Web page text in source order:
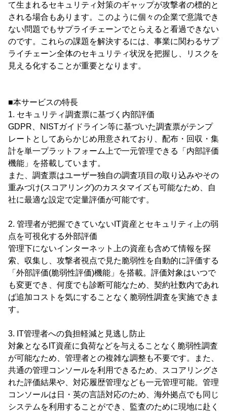
て生まれるセキュリティ対策のギャップが攻撃者の標的と
される場合もあります。このように個々の企業で意識でき
ない問題でもサプライチェーンでとらえると看過できない
のです。これらの課題を解決するには、事業に関わるサプ
ライチェーン全体のセキュリティ状況を把握し、リスクを
見える化することが重要となります。
■本サービスの特長
1. セキュリティ調査票に基づく内部評価
GDPR、NISTガイドライン等に基づいた調査票がテンプ
レートとしてあらかじめ用意されており、配布・回収・集
計を単一プラットフォーム上で一元管理できる「内部評価
機能」を搭載しています。
また、調査票はユーザー独自の調査項目の取り込みやその
重みづけ(スコアリング)のカスタマイズも可能なため、自
社に最適な設定で定量評価が可能です。
2. 管理者が把握できていないIT資産とセキュリティ上の弱
点を可視化する外部評価
管理下にないインターネット上の資産も含めて情報を探
索、収集し、攻撃者視点で見た脆弱性を自動的に評価する
「外部評価(脆弱性評価)機能」を搭載。評価対象はいつで
も変更でき、何度でも診断可能なため、契約社数内であれ
ば追加コストを気にすることなく脆弱性調査を実施できま
す。
3. IT管理者への負担軽減と見逃し防止
対象となるIT資産に負荷などを与えることなく脆弱性調査
が可能なため、管理者との複雑な調整も不要です。また、
共通の管理コンソールを利用できるため、スコアリングさ
れた評価結果や、対応履歴管理なども一元管理可能。管理
コンソールは日・英の言語対応のため、海外拠点でも同じ
システムを利用することができ、監査のために現地に赴く